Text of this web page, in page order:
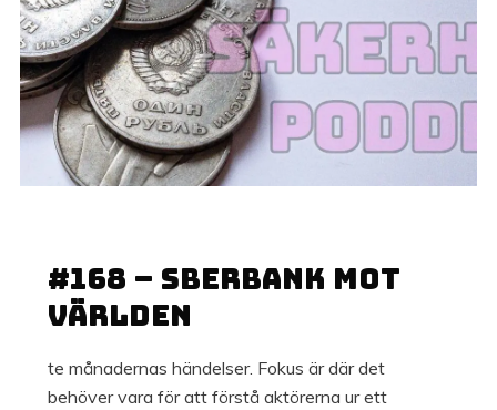
#168 – Sberbank mot
världen
te månadernas händelser. Fokus är där det
behöver vara för att förstå aktörerna ur ett